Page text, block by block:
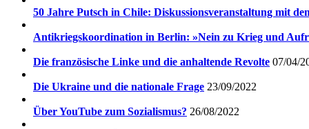
50 Jahre Putsch in Chile: Diskussionsveranstaltung mit
Antikriegskoordination in Berlin: »Nein zu Krieg und
Die französische Linke und die anhaltende Revolte 07/04/
Die Ukraine und die nationale Frage 23/09/2022
Über YouTube zum Sozialismus? 26/08/2022